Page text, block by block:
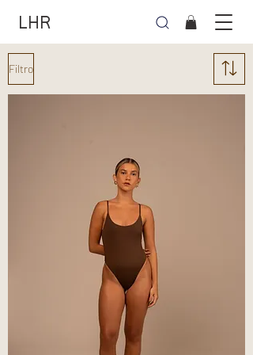
LHR
Filtro